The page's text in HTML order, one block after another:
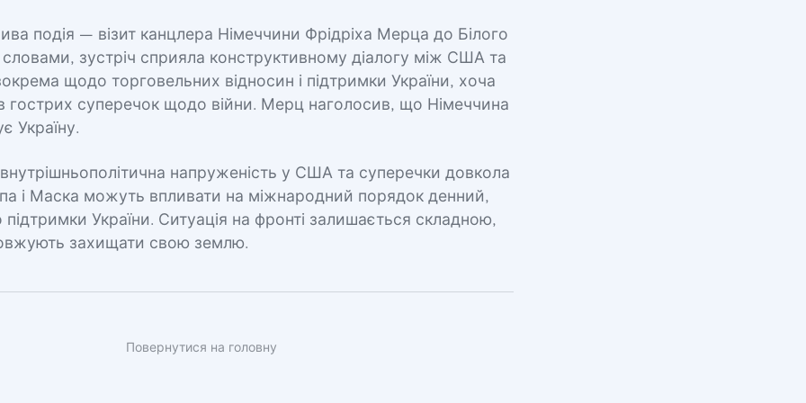
подія — візит канцлера Німеччини Фрідріха Мерца до Білого
зустріч сприяла конструктивному діалогу між США та
щодо торговельних відносин і підтримки України, хоча
гострих суперечок щодо війни. Мерц наголосив, що Німеччина
Україну.
напруженість у США та суперечки довкола
і Маска можуть впливати на міжнародний порядок денний,
України. Ситуація на фронті залишається складною,
захищати свою землю.
Повернутися на головну